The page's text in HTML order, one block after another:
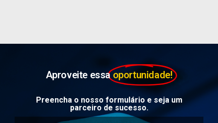
Aproveite essa oportunidade!
Preencha o nosso formulário e seja um
parceiro de sucesso.